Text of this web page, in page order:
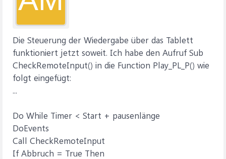
Die Steuerung der Wiedergabe über das Tablett
funktioniert jetzt soweit. Ich habe den Aufruf Sub
CheckRemoteInput() in die Function Play_PL_P() wie
folgt eingefügt:
...
Do While Timer < Start + pausenlänge
DoEvents
Call CheckRemoteInput
If Abbruch = True Then